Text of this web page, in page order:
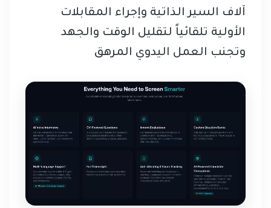
آلاف السير الذاتية وإجراء المقابلات
الأولية تلقائياً لتقليل الوقت والجهد
وتجنب العمل اليدوي المرهق